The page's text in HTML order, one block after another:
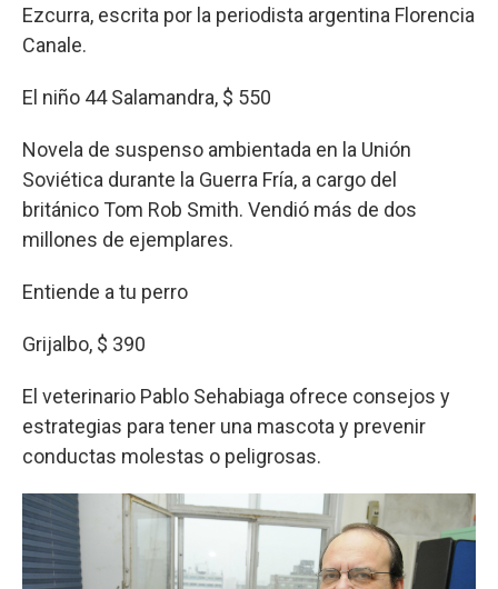
Ezcurra, escrita por la periodista argentina Florencia
Canale.
El niño 44 Salamandra, $ 550
Novela de suspenso ambientada en la Unión
Soviética durante la Guerra Fría, a cargo del
británico Tom Rob Smith. Vendió más de dos
millones de ejemplares.
Entiende a tu perro
Grijalbo, $ 390
El veterinario Pablo Sehabiaga ofrece consejos y
estrategias para tener una mascota y prevenir
conductas molestas o peligrosas.